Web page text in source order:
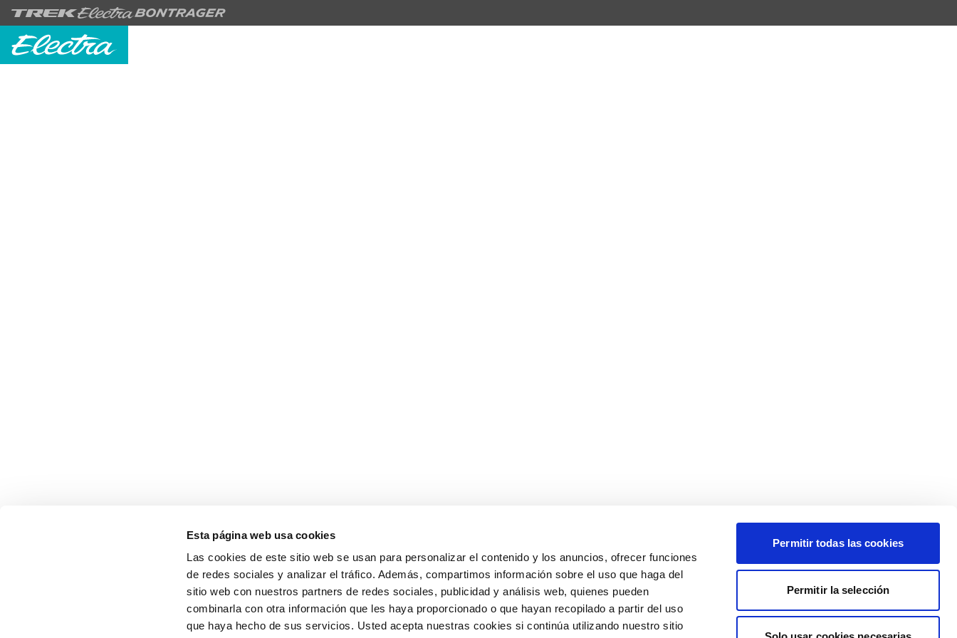
Esta página web usa cookies
Las cookies de este sitio web se usan para personalizar el contenido y los anuncios, ofrecer funciones
de redes sociales y analizar el tráfico. Además, compartimos información sobre el uso que haga del
sitio web con nuestros partners de redes sociales, publicidad y análisis web, quienes pueden
combinarla con otra información que les haya proporcionado o que hayan recopilado a partir del uso
que haya hecho de sus servicios. Usted acepta nuestras cookies si continúa utilizando nuestro sitio
Permitir todas las cookies
Permitir la selección